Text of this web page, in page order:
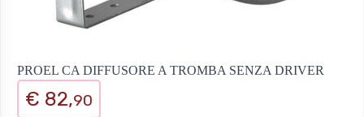
PROEL CA DIFFUSORE A TROMBA SENZA DRIVER
€ 82,90